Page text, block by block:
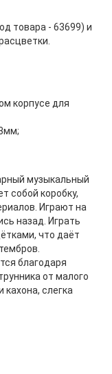
товара - 63699) и
корпусе для
музыкальный
собой коробку,
Играют на
назад. Играть
что даёт
благодаря
от малого
слегка